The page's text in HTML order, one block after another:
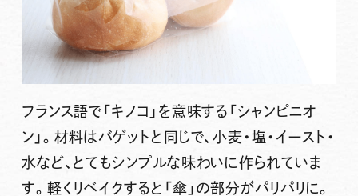
フランス語で「キノコ」を意味する「シャンピニオ
ン」。材料はバゲットと同じで、小麦・塩・イースト・
水など、とてもシンプルな味わいに作られていま
す。軽くリベイクすると「傘」の部分がパリパリに。